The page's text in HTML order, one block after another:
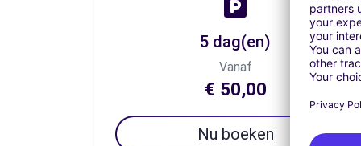
5 dag(en)
Vanaf
€ 50,00
Nu boeken